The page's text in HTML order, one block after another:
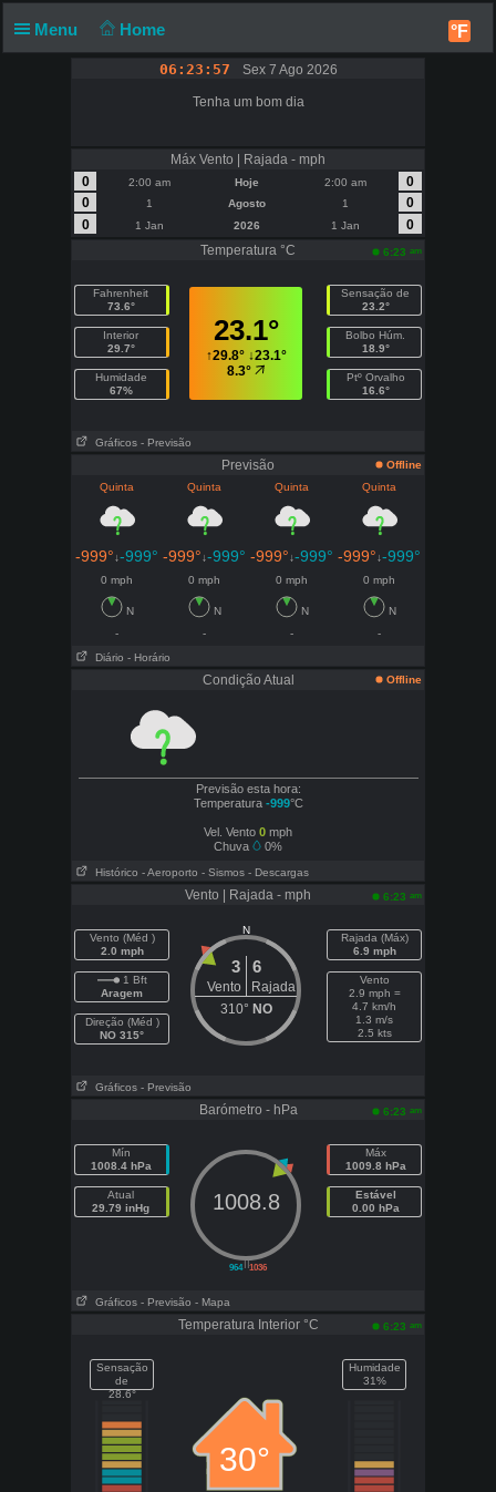
Menu Home °F
06:23:58 Sex 7 Ago 2026
Tenha um bom dia
Máx Vento | Rajada - mph
0
2:00 am Hoje 2:00 am
0
0
1 Agosto 1
0
0
1 Jan 2026 1 Jan
0
Temperatura °C
6:23 am
Fahrenheit
73.6°
Interior
29.7°
Humidade
67%
23.1°
↑29.8°↓23.1°
8.3°
Sensação de
23.2°
Bolbo Húm.
18.9°
Ptº Orvalho
16.6°
Gráficos - Previsão
Previsão
Offline
Quinta
Quinta Quinta Quinta
-999°↓-999° -999°↓-999° -999°↓-999° -999°↓-999°
0 mph 0 mph 0 mph 0 mph
N N N
N
-
- -
-
Diário - Horário
Condição Atual Offline
Previsão esta hora:
Temperatura -999°C
Vel. Vento 0 mph
Chuva
0%
Histórico - Aeroporto - Sismos - Descargas
Vento | Rajada - mph 6:23 am
Vento (Méd )
2.0 mph
1 Bft
Aragem
Direção (Méd )
NO 315°
N
3 6
Vento
Rajada
310° NO
Rajada (Máx)
6.9 mph
Vento
2.9 mph =
4.7 km/h
1.3 m/s
2.5 kts
Gráficos - Previsão
Barómetro - hPa 6:23 am
Mín
1008.4 hPa
Atual
29.79 inHg
||
964 1036
1008.8
Máx
1009.8 hPa
Estável
0.00 hPa
Gráficos - Previsão - Mapa
Temperatura Interior °C 6:23 am
Sensação
de
28.6°
30°
Humidade
31%